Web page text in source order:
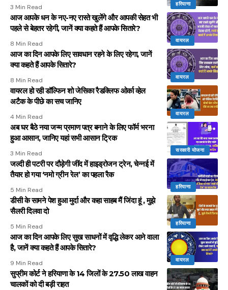
हरियाणा
3 Min Read
वायरल
आज आपके धन के नए-नए रास्ते खुलेंगे और आपकी सेहत भी
पहले से बेहतर रहेगी, जानें क्या कहते हैं आपके सितारे?
8 Min Read
वायरल
आज का दिन आपके लिए सावधान रहने के लिए रहेगा, जानें
क्या कहते हैं आपके सितारे?
8 Min Read
वायरल
वायरल हो रही डॉल्फिन शो जेसिका रैडक्लिफ ओर्का व्हेल
अटैक के पीछे का सच जानिए
4 Min Read
सरकारी योजना
अब घर बैठे नया जन्म प्रमाण पत्र बनाने के लिए फॉर्म भरना
हुआ आसान, जानिए यहां सभी आसान ट्रिक
3 Min Read
हरियाणा
जल्दी ही पटरी पर दौड़ेगी जींद में हाइड्रोजन ट्रेन, चेन्नई में
तैयार हो गया ‘नमो ग्रीन रेल’ का पहला रैक
5 Min Read
हरियाणा
डीसी के सामने पेश हुआ मुर्दा और कहा साहब मैं जिंदा हूं , मुझे
सैलरी दिलवा दो
5 Min Read
वायरल
आज का दिन आपके लिए सुख साधनों में वृद्धि लेकर आने वाला
है, जानें क्या कहते हैं आपके सितारे?
9 Min Read
सुप्रीम कोर्ट ने हरियाणा के 14 जिलों के 27.50 लाख वाहन
चालकों को दी बड़ी राहत